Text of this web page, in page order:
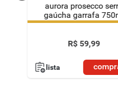
aurora prosecco
gaúcha garrafa
+10%OFF - Cliente Prime ou
R$ 59,99
lista